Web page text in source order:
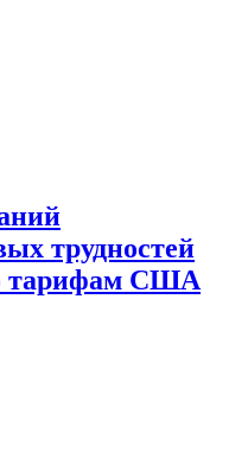
трудностей
тарифам США